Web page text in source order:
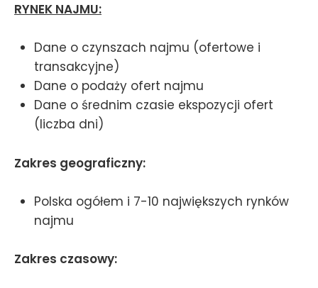
RYNEK NAJMU:
Dane o czynszach najmu (ofertowe i
transakcyjne)
Dane o podaży ofert najmu
Dane o średnim czasie ekspozycji ofert
(liczba dni)
Zakres geograficzny:
Polska ogółem i 7-10 największych rynków
najmu
Zakres czasowy: